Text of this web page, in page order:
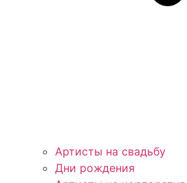
Артисты на свадьбу
Дни рождения